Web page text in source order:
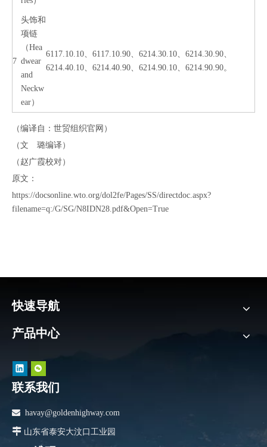
7
头饰和
项链
（Hea
dwear
and
Neckw
ear）
6117.10.10、6117.10.90、6214.30.10、6214.30.90、
6214.40.10、6214.40.90、6214.90.10、6214.90.90。
（编译自：世贸组织官网）
（文 璐编译）
（赵广霞校对）
原文：
https://docsonline.wto.org/dol2fe/Pages/SS/directdoc.aspx?
filename=q:/G/SG/N8IDN28.pdf&Open=True
快速导航
产品中心
联系我们
 havay@goldenhighway.com
 山东省泰安大汶口工业园